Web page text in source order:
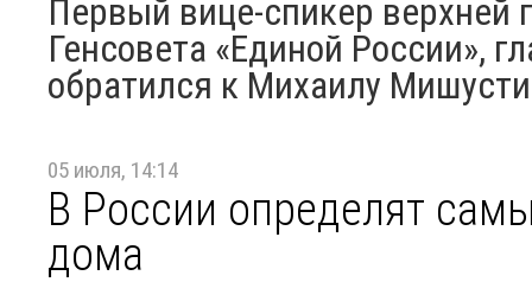
Первый вице-спикер верхней
Генсовета «Единой России»,
обратился к Михаилу
05 июля, 14:14
В России определят
дома